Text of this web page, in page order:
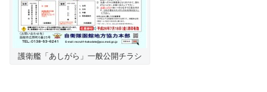
護衛艦「あしがら」一般公開チラシ